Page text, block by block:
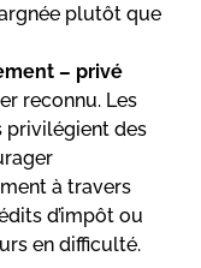
plutôt que
– privé
reconnu. Les
privilégient des
à travers
d’impôt ou
en difficulté.